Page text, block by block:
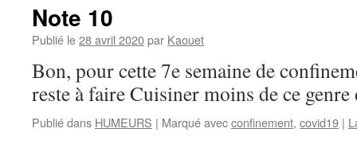
Note 10
Publié le28 avril 2020par Kaouet
Bon, pour cette 7e semaine de
reste à faire Cuisiner moins de ce genre
Publié dans HUMEURS | Marqué avecconfinement, covid19 |